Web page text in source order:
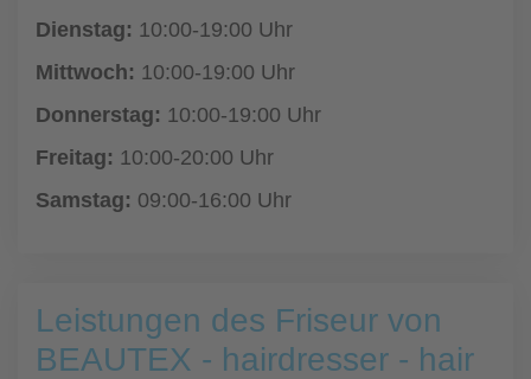
Dienstag: 10:00-19:00 Uhr
Mittwoch: 10:00-19:00 Uhr
Donnerstag: 10:00-19:00 Uhr
Freitag: 10:00-20:00 Uhr
Samstag: 09:00-16:00 Uhr
Leistungen des Friseur von
BEAUTEX - hairdresser - hair